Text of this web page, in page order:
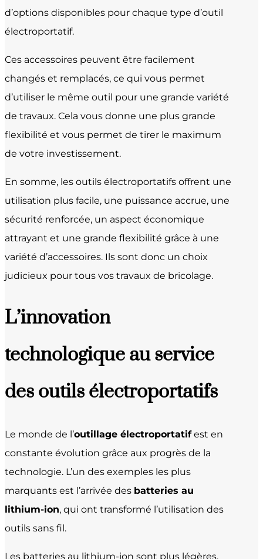
d’options disponibles pour chaque type d’outil
électroportatif.
Ces accessoires peuvent être facilement
changés et remplacés, ce qui vous permet
d’utiliser le même outil pour une grande variété
de travaux. Cela vous donne une plus grande
flexibilité et vous permet de tirer le maximum
de votre investissement.
En somme, les outils électroportatifs offrent une
utilisation plus facile, une puissance accrue, une
sécurité renforcée, un aspect économique
attrayant et une grande flexibilité grâce à une
variété d’accessoires. Ils sont donc un choix
judicieux pour tous vos travaux de bricolage.
L’innovation
technologique au service
des outils électroportatifs
Le monde de l’outillage électroportatifest en
constante évolution grâce aux progrès de la
technologie. L’un des exemples les plus
marquants est l’arrivée des batteries au
lithium-ion, qui ont transformé l’utilisation des
outils sans fil.
Les batteries au lithium-ion sont plus légères,